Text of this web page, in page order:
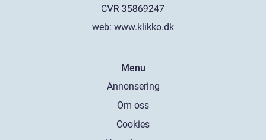
web: www.klikko.dk
Menu
Annonsering
Om oss
Cookies